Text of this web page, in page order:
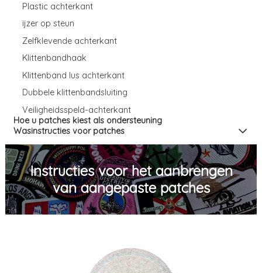
Plastic achterkant
ijzer op steun
Zelfklevende achterkant
Klittenbandhaak
Klittenband lus achterkant
Dubbele klittenbandsluiting
Veiligheidsspeld-achterkant
Hoe u patches kiest als ondersteuning
Wasinstructies voor patches
Instructies voor het aanbrengen
van aangepaste patches